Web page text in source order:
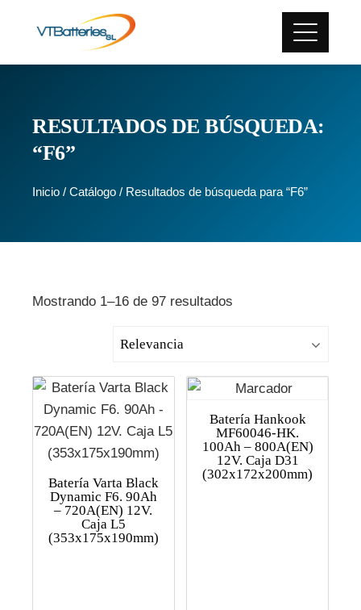
RESULTADOS DE BÚSQUEDA:
“F6”
Inicio / Catálogo / Resultados de búsqueda para “F6”
Mostrando 1–16 de 97 resultados
Batería Varta Black
Dynamic F6. 90Ah
– 720A(EN) 12V.
Caja L5
(353x175x190mm)
Batería Hankook
MF60046-HK.
100Ah – 800A(EN)
12V. Caja D31
(302x172x200mm)